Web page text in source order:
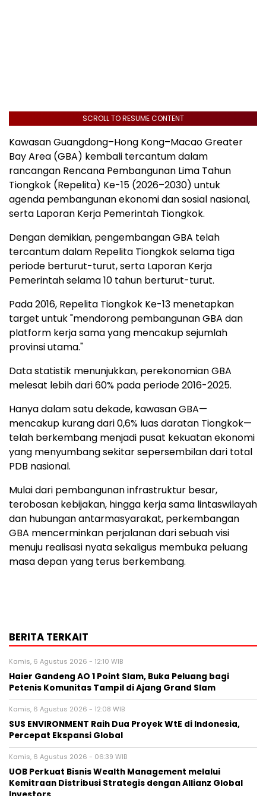
SCROLL TO RESUME CONTENT
Kawasan Guangdong–Hong Kong–Macao Greater
Bay Area (GBA) kembali tercantum dalam
rancangan Rencana Pembangunan Lima Tahun
Tiongkok (Repelita) Ke-15 (2026–2030) untuk
agenda pembangunan ekonomi dan sosial nasional,
serta Laporan Kerja Pemerintah Tiongkok.
Dengan demikian, pengembangan GBA telah
tercantum dalam Repelita Tiongkok selama tiga
periode berturut-turut, serta Laporan Kerja
Pemerintah selama 10 tahun berturut-turut.
Pada 2016, Repelita Tiongkok Ke-13 menetapkan
target untuk "mendorong pembangunan GBA dan
platform kerja sama yang mencakup sejumlah
provinsi utama."
Data statistik menunjukkan, perekonomian GBA
melesat lebih dari 60% pada periode 2016-2025.
Hanya dalam satu dekade, kawasan GBA—
mencakup kurang dari 0,6% luas daratan Tiongkok—
telah berkembang menjadi pusat kekuatan ekonomi
yang menyumbang sekitar sepersembilan dari total
PDB nasional.
Mulai dari pembangunan infrastruktur besar,
terobosan kebijakan, hingga kerja sama lintaswilayah
dan hubungan antarmasyarakat, perkembangan
GBA mencerminkan perjalanan dari sebuah visi
menuju realisasi nyata sekaligus membuka peluang
masa depan yang terus berkembang.
BERITA TERKAIT
Kamis, 6 Agustus 2026 - 12:10 WIB
Haier Gandeng AO 1 Point Slam, Buka Peluang bagi
Petenis Komunitas Tampil di Ajang Grand Slam
Kamis, 6 Agustus 2026 - 12:08 WIB
SUS ENVIRONMENT Raih Dua Proyek WtE di Indonesia,
Percepat Ekspansi Global
Kamis, 6 Agustus 2026 - 06:39 WIB
UOB Perkuat Bisnis Wealth Management melalui
Kemitraan Distribusi Strategis dengan Allianz Global